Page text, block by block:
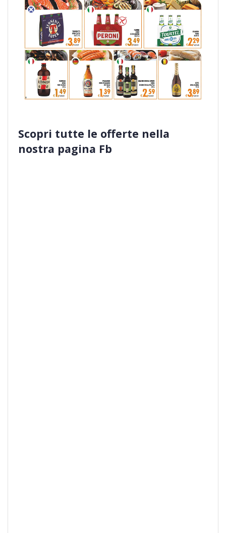
Scopri tutte le offerte nella
nostra pagina Fb